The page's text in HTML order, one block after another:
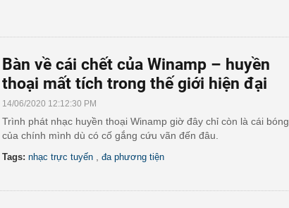
Bàn về cái chết của Winamp – huyền
thoại mất tích trong thế giới hiện đại
14/06/2020 12:12:30 PM
Trình phát nhạc huyền thoại Winamp giờ đây chỉ còn là cái bóng
của chính mình dù có cố gắng cứu vãn đến đâu.
Tags: nhạc trực tuyến đa phương tiện